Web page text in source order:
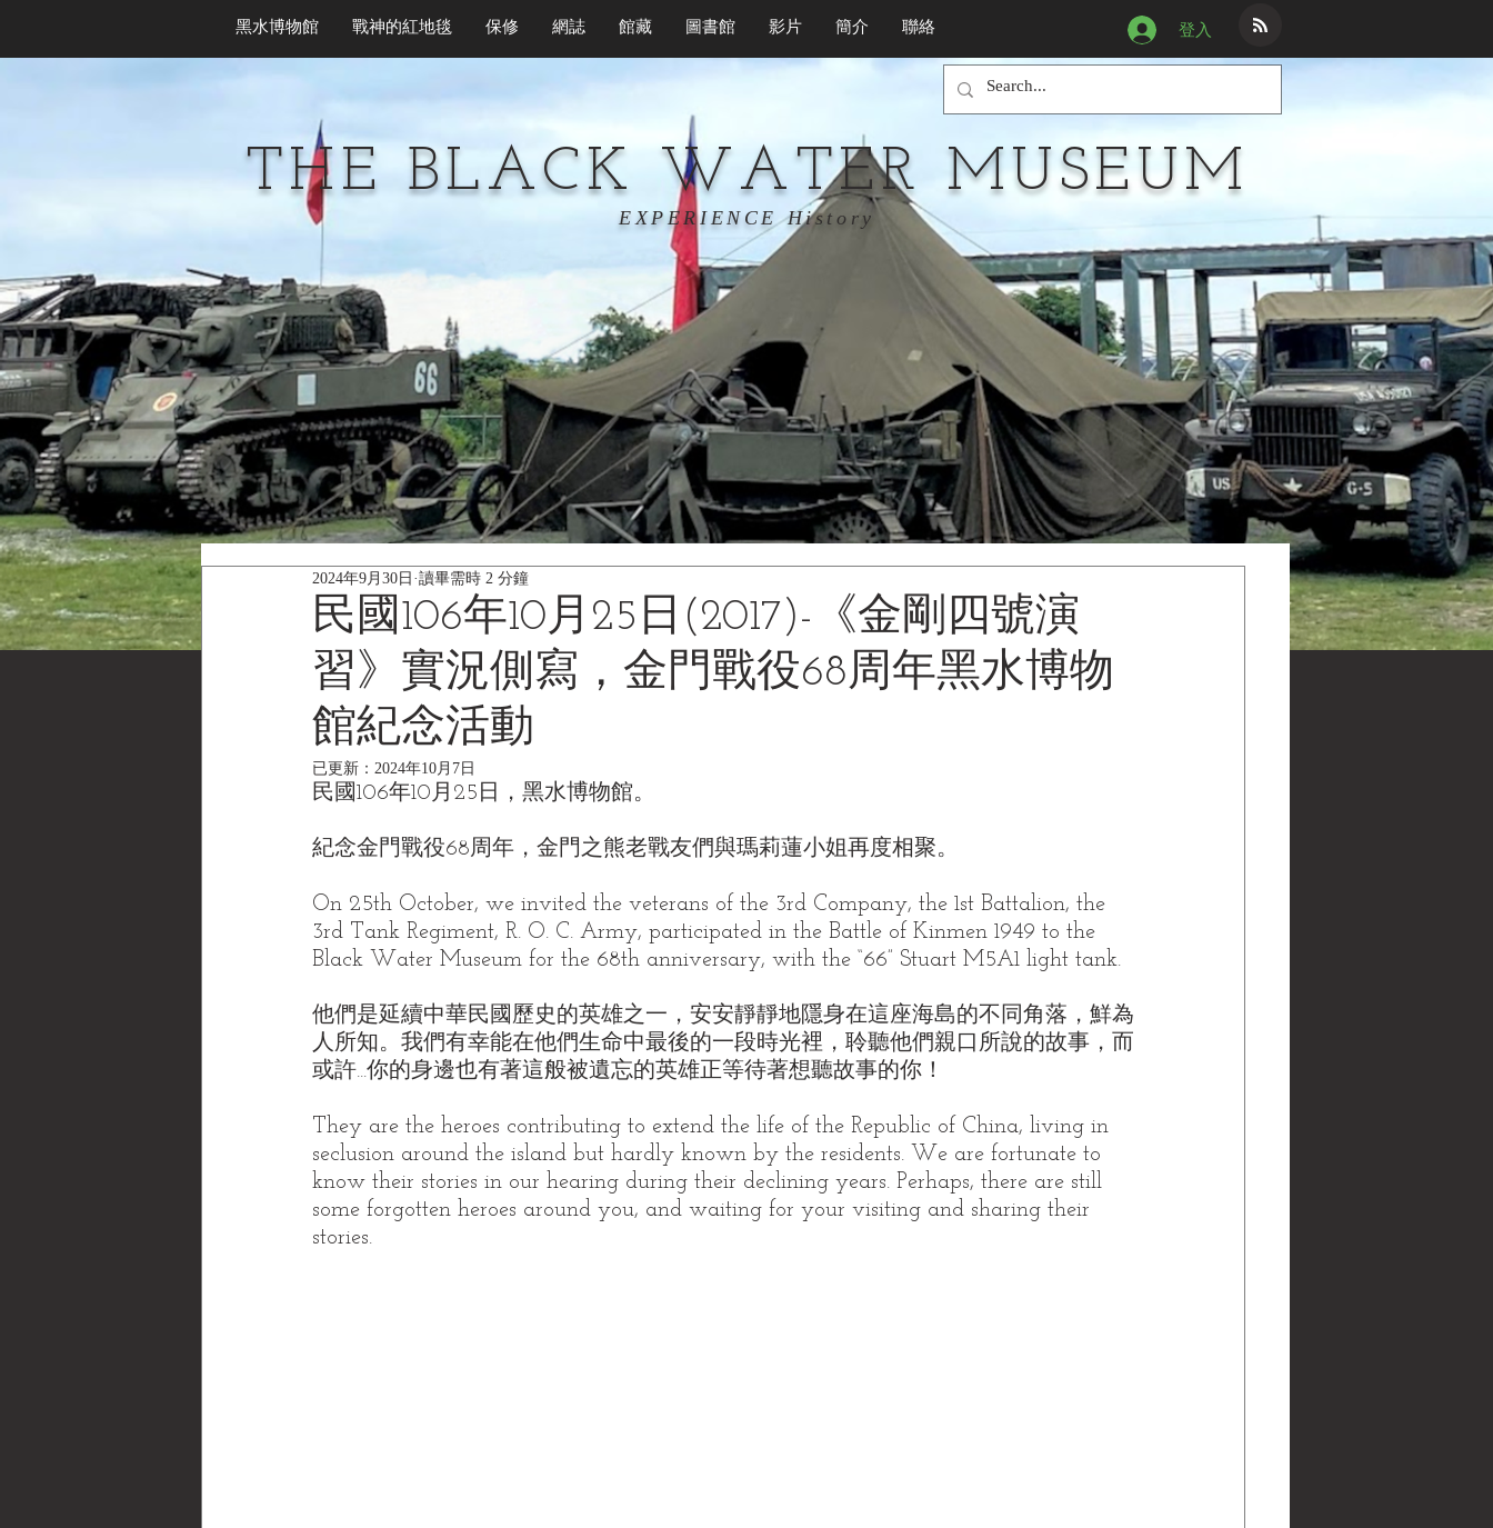
黑水博物館 戰神的紅地毯 保修 網誌 館藏 圖書館 影片 簡介 聯絡 登入
THE BLACK WATER MUSEUM
EXPERIENCE History
民國106年10月25日(2017)-《金剛四號演
習》實況側寫，金門戰役68周年黑水博物
館紀念活動
2024年9月30日 讀畢需時 2 分鐘
已更新： 2024年10月7日
民國106年10月25日，黑水博物館。
紀念金門戰役68周年，金門之熊老戰友們與瑪莉蓮小姐再度相聚。
On 25th October, we invited the veterans of the 3rd Company, the 1st Battalion, the
3rd Tank Regiment, R. O. C. Army, participated in the Battle of Kinmen 1949 to the
Black Water Museum for the 68th anniversary, with the “66” Stuart M5A1 light tank.
他們是延續中華民國歷史的英雄之一，安安靜靜地隱身在這座海島的不同角落，鮮為
人所知。我們有幸能在他們生命中最後的一段時光裡，聆聽他們親口所說的故事，而
或許...你的身邊也有著這般被遺忘的英雄正等待著想聽故事的你！
They are the heroes contributing to extend the life of the Republic of China, living in
seclusion around the island but hardly known by the residents. We are fortunate to
know their stories in our hearing during their declining years. Perhaps, there are still
some forgotten heroes around you, and waiting for your visiting and sharing their
stories.